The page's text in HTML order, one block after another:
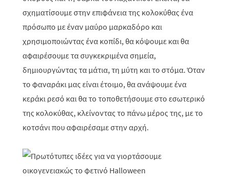
σχηματίσουμε στην επιφάνεια της κολοκύθας ένα
πρόσωπο με έναν μαύρο μαρκαδόρο και
χρησιμοποιώντας ένα κοπίδι, θα κόψουμε και θα
αφαιρέσουμε τα συγκεκριμένα σημεία,
δημιουργώντας τα μάτια, τη μύτη και το στόμα. Όταν
το φαναράκι μας είναι έτοιμο, θα ανάψουμε ένα
κεράκι ρεσό και θα το τοποθετήσουμε στο εσωτερικό
της κολοκύθας, κλείνοντας το πάνω μέρος της, με το
κοτσάνι που αφαιρέσαμε στην αρχή.